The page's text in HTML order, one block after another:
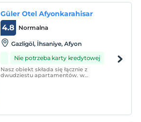
Güler Otel Afyonkarahisar
Normalna
4.8
Gazligöl, İhsaniye, Afyon
Nie potrzeba karty kredytowej
Nasz obiekt składa się łącznie z
dwudziestu apartamentów. w